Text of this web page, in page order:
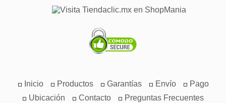
Inicio Productos Garantías Envío
Pago
Ubicación
Contacto
Preguntas Frecuentes